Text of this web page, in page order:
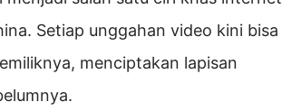
Setiap unggahan video kini bisa
menciptakan lapisan